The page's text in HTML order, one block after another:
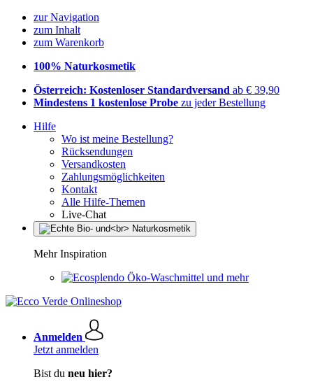
zur Navigation
zum Inhalt
zum Warenkorb
100% Naturkosmetik
Österreich: Kostenloser Standardversand ab € 39,90
Mindestens 1 kostenlose Probe zu jeder Bestellung
Hilfe
Wo ist meine Bestellung?
Rücksendungen
Versandkosten
Zahlungsmöglichkeiten
Kontakt
Alle Hilfe-Themen
Live-Chat
Mehr Inspiration
Öko-Waschmittel und mehr
Anmelden
Jetzt anmelden
Bist du neu hier?